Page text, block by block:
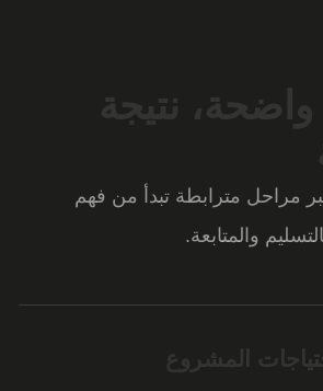
نتيجة
مراحل مترابطة تبدأ من فهم
والمتابعة.
المشروع